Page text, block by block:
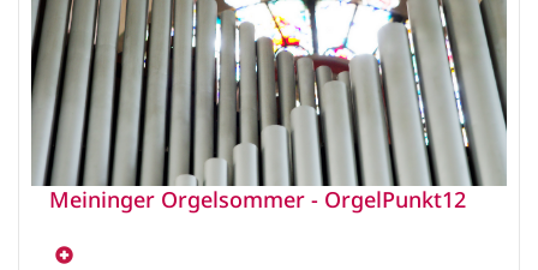
Meininger Orgelsommer - OrgelPunkt12